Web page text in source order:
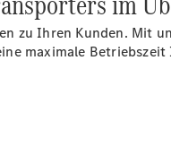
zu Ihren Kunden. Mit
maximale